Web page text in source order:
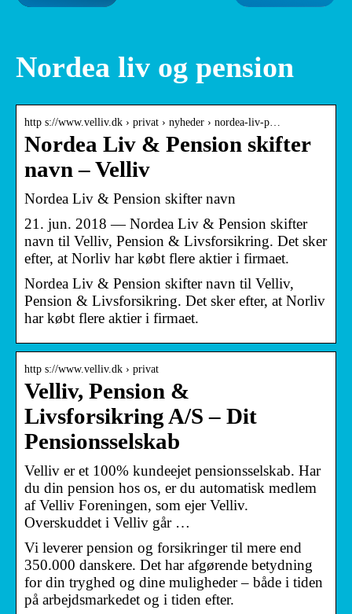
Nordea liv og pension
http s://www.velliv.dk › privat › nyheder › nordea-liv-p…
Nordea Liv & Pension skifter
navn – Velliv
Nordea Liv & Pension skifter navn
21. jun. 2018 — Nordea Liv & Pension skifter
navn til Velliv, Pension & Livsforsikring. Det sker
efter, at Norliv har købt flere aktier i firmaet.
Nordea Liv & Pension skifter navn til Velliv,
Pension & Livsforsikring. Det sker efter, at Norliv
har købt flere aktier i firmaet.
http s://www.velliv.dk › privat
Velliv, Pension &
Livsforsikring A/S – Dit
Pensionsselskab
Velliv er et 100% kundeejet pensionsselskab. Har
du din pension hos os, er du automatisk medlem
af Velliv Foreningen, som ejer Velliv.
Overskuddet i Velliv går …
Vi leverer pension og forsikringer til mere end
350.000 danskere. Det har afgørende betydning
for din tryghed og dine muligheder – både i tiden
på arbejdsmarkedet og i tiden efter.